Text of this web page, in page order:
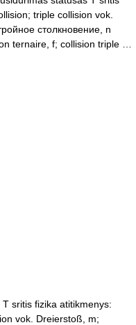
triple collision vok.
столкновение, n
ternaire, f; collision triple …
sritis fizika atitikmenys:
vok. Dreierstoß, m;